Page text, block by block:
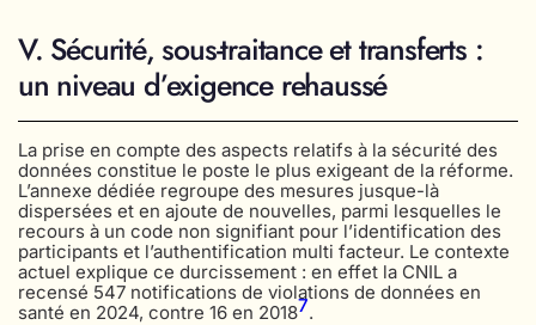
V. Sécurité, sous-traitance et transferts :
un niveau d’exigence rehaussé
La prise en compte des aspects relatifs à la sécurité des
données constitue le poste le plus exigeant de la réforme.
L’annexe dédiée regroupe des mesures jusque-là
dispersées et en ajoute de nouvelles, parmi lesquelles le
recours à un code non signifiant pour l’identification des
participants et l’authentification multi facteur. Le contexte
actuel explique ce durcissement : en effet la CNIL a
recensé 547 notifications de violations de données en
santé en 2024, contre 16 en 20187.